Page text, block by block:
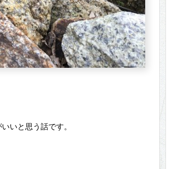
いと思う話です。